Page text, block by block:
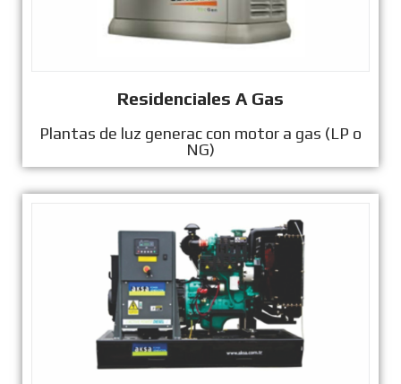
Residenciales A Gas
Plantas de luz generac con motor a gas (LP o
NG)